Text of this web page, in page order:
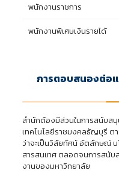
พนักงานราชการ
พนักงานพิเศษเงินรายได้
การตอบสนองต่อ
สำนักต้องมีส่วนในการสนับส
เทคโนโลยีราชมงคลธัญบุรี
ว่าจะเป็นวิสัยทัศน์ อัตลักษณ์ น
สารสนเทศ ตลอดจนการสนั
งานของมหาวิทยาลัย